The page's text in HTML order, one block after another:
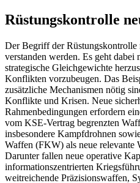
Rüstungskontrolle
Der Begriff der Rüstungskontrolle
verstanden werden. Es geht dabei
strategische Gleichgewichte
Konflikten vorzubeugen. Das
zusätzliche Mechanismen nötig
Konflikte und Krisen. Neue
Rahmenbedingungen erfordern
vom KSE-Vertrag begrenzten
insbesondere Kampfdrohnen
Waffen (FKW) als neue relevante
Darunter fallen neue operative
informationszentrierten
weitreichende Präzisionswaffen,